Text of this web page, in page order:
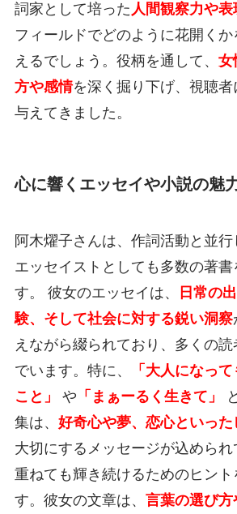
詞家として培った 人間観察力や表
フィールドでどのように花開く
えるでしょう。役柄を通して、 女
方や感情を深く掘り下げ、視聴者
与えてきました。
心に響くエッセイや小説の魅
阿木燿子さんは、作詞活動と並
エッセイストとしても多数の著書
す。 彼女のエッセイは、
日常の
験、そして社会に対する鋭い洞察
えながら綴られており、多くの
でいます。特に、
「大人になっ
こと」
や 「まぁーるく生きて」
集は、 好奇心や夢、恋心といっ
大切にするメッセージが込めら
重ねても輝き続けるためのヒント
す。彼女の文章は、 言葉の選び方